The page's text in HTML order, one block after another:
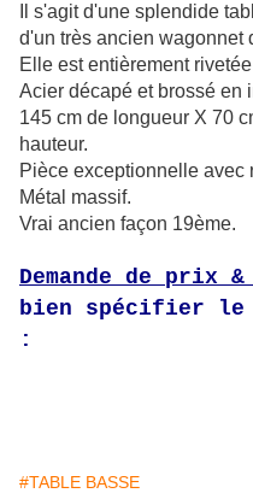
Il s'agit d'une splendide
d'un très ancien wagonnet
Elle est entièrement rivetée
Acier décapé et brossé en
145 cm de longueur X 70
hauteur.
Pièce exceptionnelle avec
Métal massif.
Vrai ancien façon 19ème.
Demande de prix
bien spécifier le
:
#TABLE BASSE